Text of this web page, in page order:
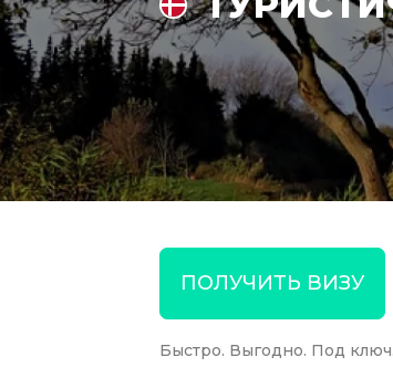
ПОЛУЧИТЬ ВИЗУ
Быстро. Выгодно. Под ключ.